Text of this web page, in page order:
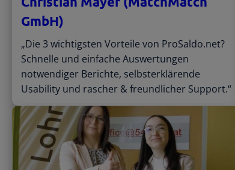
GmbH)
„Die 3 wichtigsten Vorteile von ProSaldo.net?
Schnelle und einfache Auswertungen
notwendiger Berichte, selbsterklärende
Usability und rascher & freundlicher Support.“